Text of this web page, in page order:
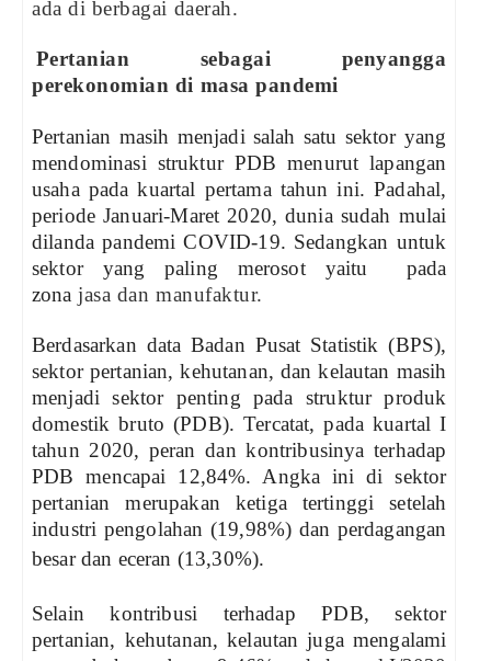
ada di berbagai daerah.
Pertanian sebagai penyangga
perekonomian di masa pandemi
Pertanian masih menjadi salah satu sektor yang
mendominasi struktur PDB menurut lapangan
usaha pada kuartal pertama tahun ini. Padahal,
periode Januari-Maret 2020, dunia sudah mulai
dilanda pandemi COVID-19. Sedangkan untuk
sektor yang paling merosot yaitu
pada
zona jasa dan manufaktur.
Berdasarkan data Badan Pusat Statistik (BPS),
sektor pertanian, kehutanan, dan kelautan masih
menjadi sektor penting pada struktur produk
domestik bruto (PDB). Tercatat, pada kuartal I
tahun 2020, peran dan kontribusinya terhadap
PDB mencapai 12,84%. Angka ini di sektor
pertanian merupakan ketiga tertinggi setelah
industri pengolahan (19,98%) dan perdagangan
besar dan eceran (13,30%).
Selain kontribusi terhadap PDB, sektor
pertanian, kehutanan, kelautan juga mengalami